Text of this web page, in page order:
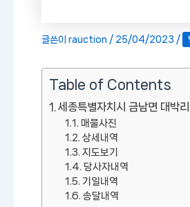
글쓴이 rauction / 25/04/2023 /
Table of Contents
세종특별자치시 금남면 대박
매물사진
상세내역
지도보기
당사자내역
기일내역
송달내역